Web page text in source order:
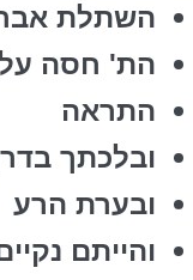
השתלת
הת' חסה
התראה
ובלכתך
ובערת הרע
והייתם